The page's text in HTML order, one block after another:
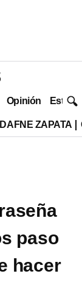
Opinión Estilo
DAFNE ZAPATA
paso
hacer